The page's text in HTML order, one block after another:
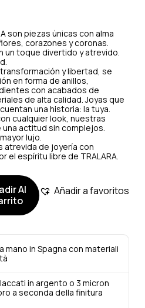
son piezas únicas con alma
corazones y coronas.
un toque divertido y atrevido.
y libertad, se
en forma de anillos,
con acabados de
de alta calidad. Joyas que
una historia: la tuya.
cualquier look, nuestras
actitud sin complejos.
lujo.
atrevida de joyería con
el espíritu libre de TRALARA.
Al
Añadir a favoritos
mano in Spagna con materiali
in argento o 3 micron
a seconda della finitura